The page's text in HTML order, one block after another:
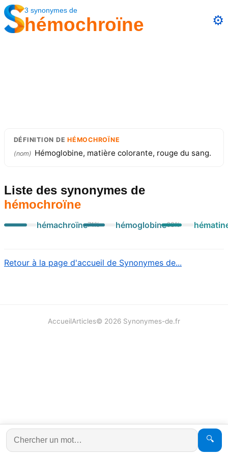
3 synonymes de
hémochroïne ⚙️
DÉFINITION DEHÉMOCHROÏNE
(nom) Hémoglobine, matière colorante, rouge du sang.
Liste des synonymes de
hémochroïne
hémachroïne71% hémoglobine68%
Retour à la page d'accueil de Synonymes de...
🔍
AccueilArticles© 2026 Synonymes-de.fr